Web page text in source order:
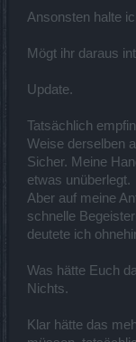
Ansonsten halte
Mögt ihr daraus
Update.
Tatsächlich
Weise derselben
Sicher. Meine
etwas unüberlegt.
Aber auf meine
schnelle
deutete ich
Was hätte Euch
Nichts.
Klar hätte das